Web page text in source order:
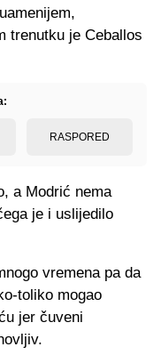
trenutku je Ceballos
RASPORED
a Modrić nema
je i uslijedilo
vremena pa da
toliko mogao
jer čuveni